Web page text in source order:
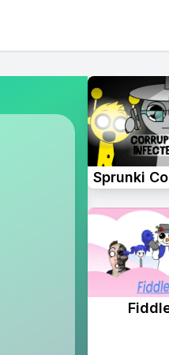
Sprunki